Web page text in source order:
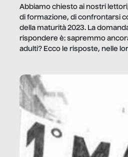
Abbiamo chiesto ai nostri
di formazione, di confrontarsi
della maturità 2023. La
rispondere è: sapremmo
adulti? Ecco le risposte, nelle